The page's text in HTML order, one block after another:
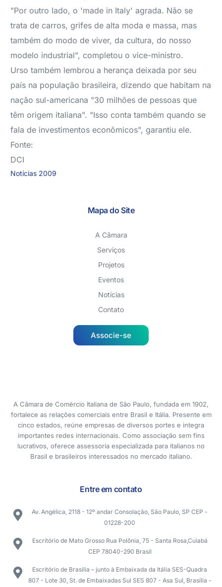
"Por outro lado, o 'made in Italy' agrada. Não se
trata de carros, grifes de alta moda e massa, mas
também do modo de viver, da cultura, do nosso
modelo industrial", completou o vice-ministro.
Urso também lembrou a herança deixada por seu
país na população brasileira, dizendo que habitam na
nação sul-americana "30 milhões de pessoas que
têm origem italiana". "Isso conta também quando se
fala de investimentos econômicos", garantiu ele.
Fonte:
DCI
Notícias 2009
Mapa do Site
A Câmara
Serviços
Projetos
Eventos
Notícias
Contato
Associe-se
A Câmara de Comércio Italiana de São Paulo, fundada em 1902,
fortalece as relações comerciais entre Brasil e Itália. Presente em
cinco estados, reúne empresas de diversos portes e integra
importantes redes internacionais. Como associação sem fins
lucrativos, oferece assessoria especializada para italianos no
Brasil e brasileiros interessados no mercado italiano.
Entre em contato
Av. Angélica, 2118 - 12º andar Consolação, São Paulo, SP CEP -
01228-200
Escritório de Mato Grosso Rua Polônia, 75 - Santa Rosa,Cuiabá
CEP 78040-290 Brasil
Escritório de Brasília – junto à Embaixada da Itália SES-Quadra
807 - Lote 30, St. de Embaixadas Sul SES 807 - Asa Sul, Brasília -